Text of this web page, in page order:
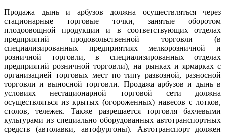
Продажа дынь и арбузов должна осуществляться через
стационарные торговые точки, занятые оборотом
плодоовощной продукции и в соответствующих отделах
предприятий продовольственной торговли (в
специализированных предприятиях мелкорозничной и
розничной торговли, в специализированных отделах
предприятий розничной торговли), на рынках и ярмарках с
организацией торговых мест по типу развозной, разносной
торговли и выносной торговли. Продажа арбузов и дынь в
условиях нестационарной торговой сети должна
осуществляться из крытых (огороженных) навесов с лотков,
столов, тележек. Также разрешается торговля бахчевыми
культурами из специально оборудованных автотранспортных
средств (автолавки, автофургоны). Автотранспорт должен